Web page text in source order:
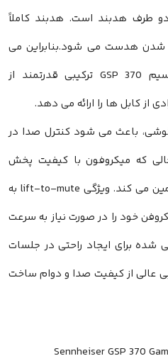
طرف هدبند است. هدبند کاملاً
شدن هدست می شود.بنابراین می
توان گفت، هدست بازی بی سیم GSP 370 ترکیبی قدرتمند از
از کابل ها را ارائه می دهد.
باعث می شود کنترل صدا در
که میکروفون با کیفیت پخش
کننده عالی، ارتباط شفاف را تضمین می کند. ویژگی lift-to-mute به
خود را در صورت نیاز به سرعت
برای ایجاد راحتی در جلسات
عالی از کیفیت صدا و دوام ساخت